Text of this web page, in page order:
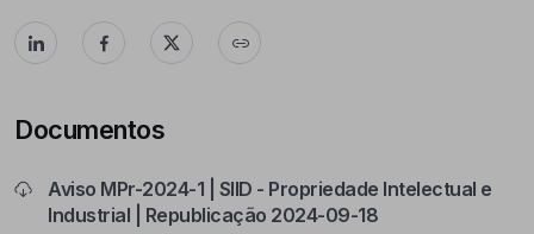
Documentos
Aviso MPr-2024-1 | SIID - Propriedade Intelectual e
Industrial | Republicação 2024-09-18